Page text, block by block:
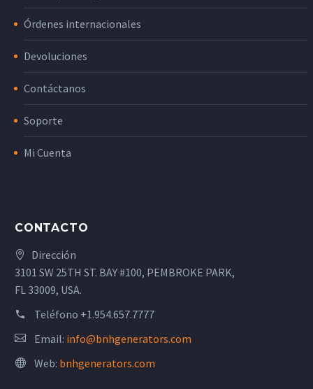
Órdenes internacionales
Devoluciones
Contáctanos
Soporte
Mi Cuenta
CONTACTO
Dirección
3101 SW 25TH ST. BAY #100, PEMBROKE PARK,
FL 33009, USA.
Teléfono +1.954.657.7777
Email: info@bnhgenerators.com
Web: bnhgenerators.com